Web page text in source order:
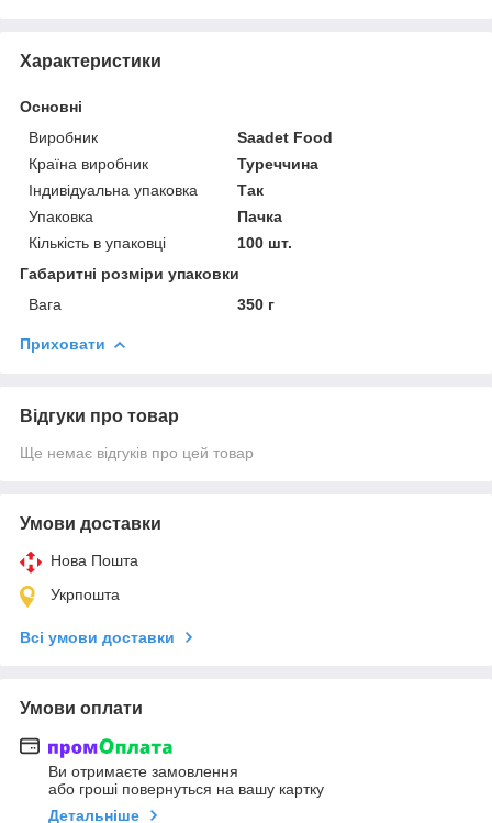
Характеристики
Основні
Виробник
Saadet Food
Країна виробник
Туреччина
Індивідуальна упаковка
Так
Упаковка
Пачка
Кількість в упаковці
100 шт.
Габаритні розміри упаковки
Вага
350 г
Приховати
Відгуки про товар
Ще немає відгуків про цей товар
Умови доставки
Нова Пошта
Укрпошта
Всі умови доставки
Умови оплати
Ви отримаєте замовлення
або гроші повернуться на вашу картку
Детальніше